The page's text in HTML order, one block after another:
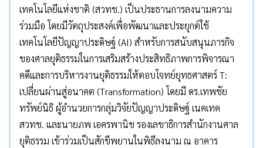
เทคโนโลยีแห่งชาติ (สวทช.) เป็นประธานการลงนามความ
ร่วมมือ โดยมีวัตถุประสงค์เพื่อพัฒนาและประยุกต์ใช้
เทคโนโลยีปัญญาประดิษฐ์ (AI) สำหรับการสนับสนุนภารกิจ
ของศาลยุติธรรมในการเสริมสร้างประสิทธิภาพการพิจารณา
คดีและการบริหารงานยุติธรรมให้ตอบโจทย์ยุทธศาสตร์ T:
เปลี่ยนผ่านสู่อนาคต (Transformation) โดยมี ดร.เทพชัย
ทรัพย์นิธิ ผู้อำนวยการกลุ่มวิจัยปัญญาประดิษฐ์ เนคเทค
สวทช. และนายภพ เอครพานิช รองเลขาธิการสํานักงานศาล
ยุติธรรม เข้าร่วมเป็นสักขีพยานในพิธีลงนาม ณ อาคาร